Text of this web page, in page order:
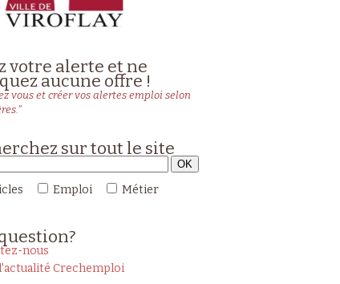
votre alerte et ne
aucune offre !
vous et créer vos alertes emploi selon
sur tout le site
Emploi Métier
nous
Crechemploi